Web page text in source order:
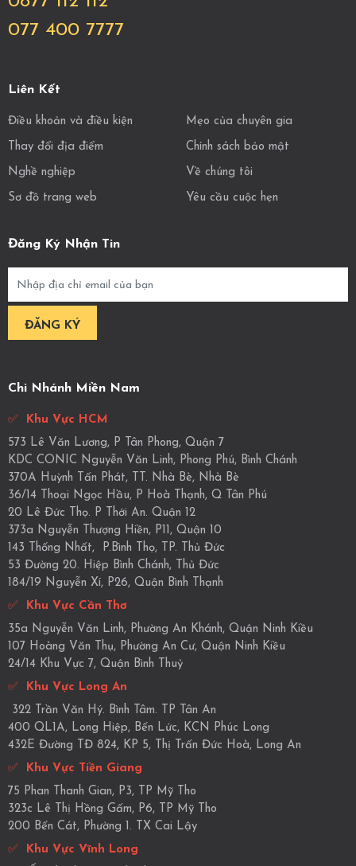
077 400 7777
Liên Kết
Điều khoản và điều kiện Mẹo của chuyên gia
Thay đổi địa điểm Chính sách bảo mật
Nghề nghiệp Về chúng tôi
Sơ đồ trang web Yêu cầu cuộc hẹn
Đăng Ký Nhận Tin
Chi Nhánh Miền Nam
✅ Khu Vực HCM
573 Lê Văn Lương, P Tân Phong, Quận 7
KDC CONIC Nguyễn Văn Linh, Phong Phú, Bình Chánh
370A Huỳnh Tấn Phát, TT. Nhà Bè, Nhà Bè
36/14 Thoại Ngọc Hầu, P Hoà Thạnh, Q Tân Phú
20 Lê Đức Thọ. P Thới An. Quận 12
373a Nguyễn Thượng Hiền, P11, Quận 10
143 Thống Nhất, P.Bình Thọ, TP. Thủ Đức
53 Đường 20. Hiệp Bình Chánh, Thủ Đức
184/19 Nguyễn Xí, P26, Quận Bình Thạnh
✅ Khu Vực Cần Thơ
35a Nguyễn Văn Linh, Phường An Khánh, Quận Ninh Kiều
107 Hoàng Văn Thụ, Phường An Cư, Quận Ninh Kiều
24/14 Khu Vực 7, Quận Bình Thuỷ
✅ Khu Vực Long An
322 Trần Văn Hý. Bình Tâm. TP Tân An
400 QL1A, Long Hiệp, Bến Lức, KCN Phúc Long
432E Đường TĐ 824, KP 5, Thị Trấn Đức Hoà, Long An
✅ Khu Vực Tiền Giang
75 Phan Thanh Gian, P3, TP Mỹ Tho
323c Lê Thị Hồng Gấm, P6, TP Mỹ Tho
200 Bến Cát, Phường 1. TX Cai Lậy
✅ Khu Vực Vĩnh Long